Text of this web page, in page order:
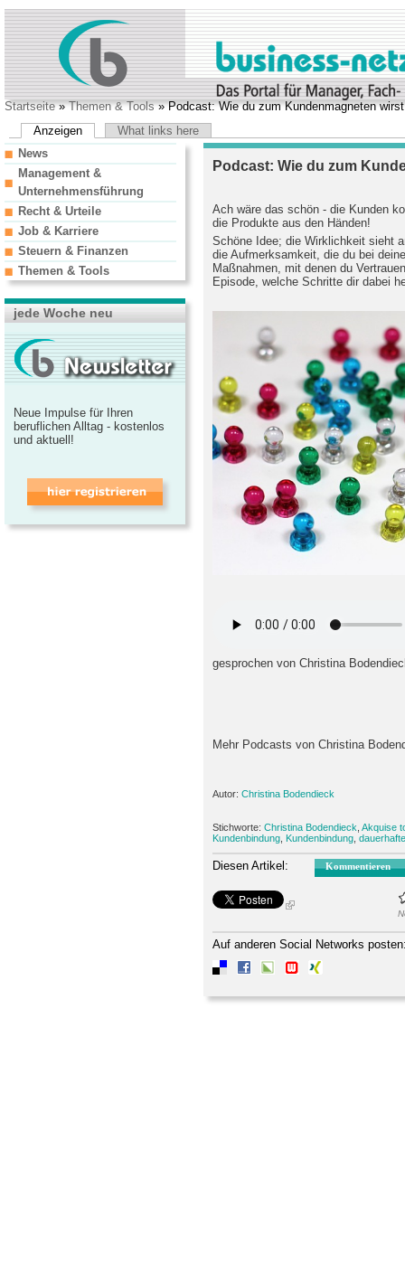
Startseite»Themen & Tools» Podcast: Wie du zum Kundenmagneten
Anzeigen
What links here
Podcast: Wie du zum
Ach wäre das schön - die Kunden
die Produkte aus den Händen!
Schöne Idee; die Wirklichkeit sieht
die Aufmerksamkeit, die du bei
Maßnahmen, mit denen du
Episode, welche Schritte dir dabei
gesprochen von Christina
Mehr Podcasts von Christina
Autor: Christina Bodendieck
Stichworte: Christina Bodendieck Akquise
Kundenbindung
Kundenbindung
Diesen Artikel: Kommentieren
Auf anderen Social Networks
News
Management &
Unternehmensführung
Recht & Urteile
Job & Karriere
Steuern & Finanzen
Themen & Tools
jede Woche neu
Neue Impulse für Ihren
beruflichen Alltag - kostenlos
und aktuell!